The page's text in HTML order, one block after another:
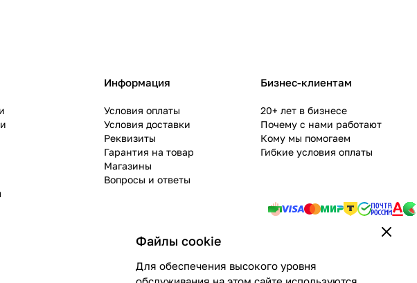
Информация
Условия оплаты
Условия доставки
Реквизиты
Гарантия на товар
Магазины
Вопросы и ответы
Бизнес-клиентам
20+ лет в бизнесе
Почему с нами работают
Кому мы помогаем
Гибкие условия оплаты
Файлы cookie
Для обеспечения высокого уровня